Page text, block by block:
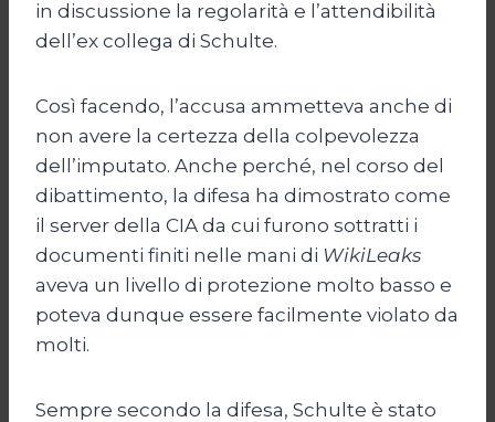
in discussione la regolarità e l’attendibilità
dell’ex collega di Schulte.
Così facendo, l’accusa ammetteva anche di
non avere la certezza della colpevolezza
dell’imputato. Anche perché, nel corso del
dibattimento, la difesa ha dimostrato come
il server della CIA da cui furono sottratti i
documenti finiti nelle mani di WikiLeaks
aveva un livello di protezione molto basso e
poteva dunque essere facilmente violato da
molti.
Sempre secondo la difesa, Schulte è stato